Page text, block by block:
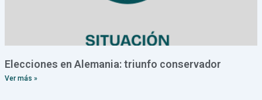
Elecciones en Alemania: triunfo conservador
Ver más »